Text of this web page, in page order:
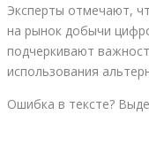
Эксперты отмечают,
на рынок добычи
подчеркивают
использования
Ошибка в тексте?